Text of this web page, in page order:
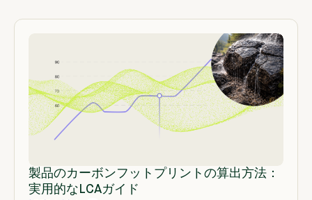
製品のカーボンフットプリントの算出方法：
実用的なLCAガイド